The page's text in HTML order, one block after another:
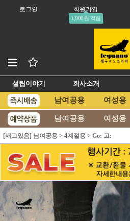
로그인 회원가입
1,000원 적립
설립이야기 회사소개
남여공용 여성용
남여공용 여성용
[재고있음] 남여공용 > 4계절용 > Go: 고: